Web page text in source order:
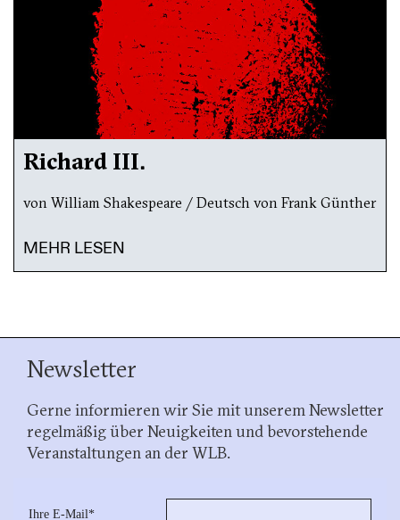
Richard III.
von William Shakespeare / Deutsch von Frank Günther
MEHR LESEN
Newsletter
Gerne informieren wir Sie mit unserem Newsletter
regelmäßig über Neuigkeiten und bevorstehende
Veranstaltungen an der WLB.